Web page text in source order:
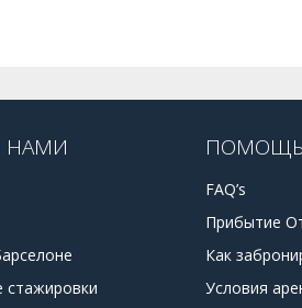
НАМИ
стажировки
FAQ’s
Прибытие
Как
Условия